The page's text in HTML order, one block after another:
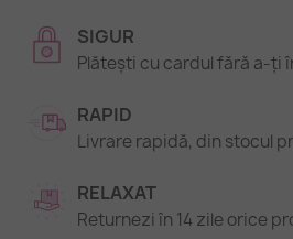
SIGUR
Plătești cu cardul fără a-ți
RAPID
Livrare rapidă, din stocul
RELAXAT
Returnezi în 14 zile orice